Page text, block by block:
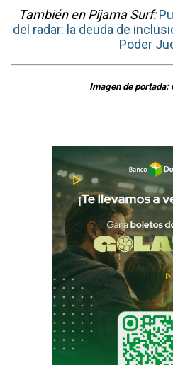
También en Pijama Surf:
del radar: la deuda de
Poder
Imagen de portada: